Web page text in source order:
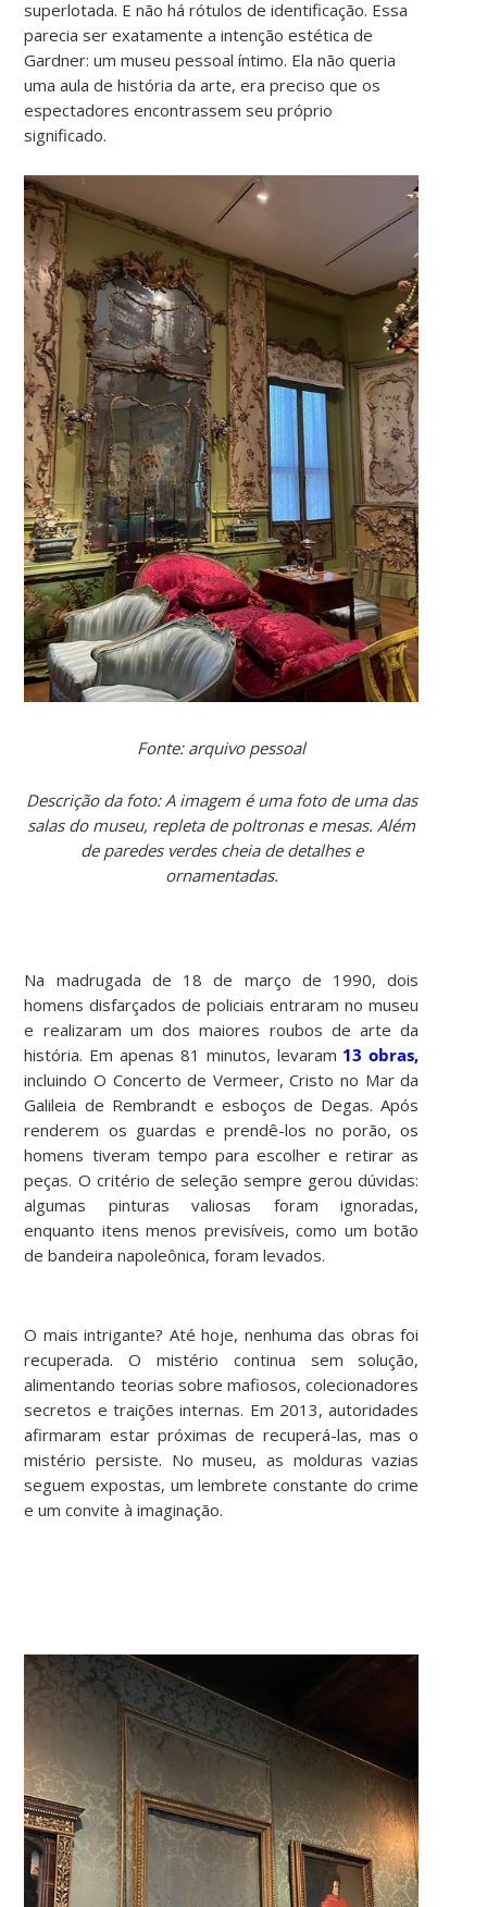
superlotada. E não há rótulos de identificação. Essa
parecia ser exatamente a intenção estética de
Gardner: um museu pessoal íntimo. Ela não queria
uma aula de história da arte, era preciso que os
espectadores encontrassem seu próprio
significado.
Fonte: arquivo pessoal
Descrição da foto: A imagem é uma foto de uma das
salas do museu, repleta de poltronas e mesas. Além
de paredes verdes cheia de detalhes e
ornamentadas.
Na madrugada de 18 de março de 1990, dois
homens disfarçados de policiais entraram no museu
e realizaram um dos maiores roubos de arte da
história. Em apenas 81 minutos, levaram 13 obras,
incluindo O Concerto de Vermeer, Cristo no Mar da
Galileia de Rembrandt e esboços de Degas. Após
renderem os guardas e prendê-los no porão, os
homens tiveram tempo para escolher e retirar as
peças. O critério de seleção sempre gerou dúvidas:
algumas pinturas valiosas foram ignoradas,
enquanto itens menos previsíveis, como um botão
de bandeira napoleônica, foram levados.
O mais intrigante? Até hoje, nenhuma das obras foi
recuperada. O mistério continua sem solução,
alimentando teorias sobre mafiosos, colecionadores
secretos e traições internas. Em 2013, autoridades
afirmaram estar próximas de recuperá-las, mas o
mistério persiste. No museu, as molduras vazias
seguem expostas, um lembrete constante do crime
e um convite à imaginação.